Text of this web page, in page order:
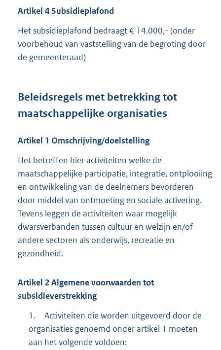
Artikel 4Subsidieplafond
Het subsidieplafond bedraagt € 14.000,- (onder
voorbehoud van vaststelling van de begroting door
de gemeenteraad)
Beleidsregels met betrekking tot
maatschappelijke organisaties
Artikel 1 Omschrijving/doelstelling
Het betreffen hier activiteiten welke de
maatschappelijke participatie, integratie, ontplooiing
en ontwikkeling van de deelnemers bevorderen
door middel van ontmoeting en sociale activering.
Tevens leggen de activiteiten waar mogelijk
dwarsverbanden tussen cultuur en welzijn en/of
andere sectoren als onderwijs, recreatie en
gezondheid.
Artikel 2Algemene voorwaarden tot
subsidieverstrekking
1.
Activiteiten die worden uitgevoerd door de
organisaties genoemd onder artikel 1 moeten
aan het volgende voldoen: